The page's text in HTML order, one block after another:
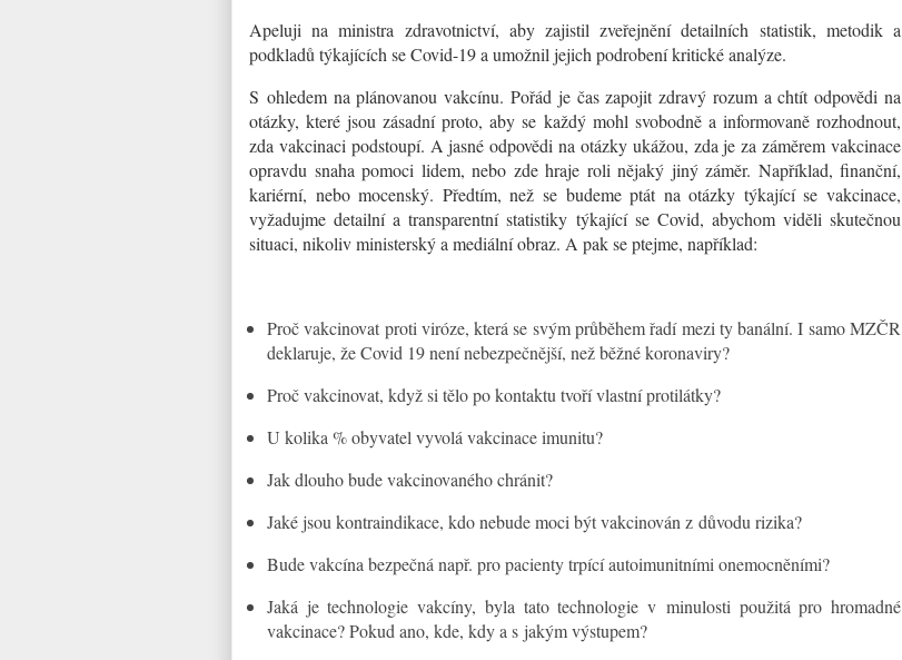
Apeluji na ministra zdravotnictví, aby zajistil zveřejnění detailních statistik, metodik a
podkladů týkajících se Covid-19 a umožnil jejich podrobení kritické analýze.
S ohledem na plánovanou vakcínu. Pořád je čas zapojit zdravý rozum a chtít odpovědi na
otázky, které jsou zásadní proto, aby se každý mohl svobodně a informovaně rozhodnout,
zda vakcinaci podstoupí. A jasné odpovědi na otázky ukážou, zda je za záměrem vakcinace
opravdu snaha pomoci lidem, nebo zde hraje roli nějaký jiný záměr. Například, finanční,
kariérní, nebo mocenský. Předtím, než se budeme ptát na otázky týkající se vakcinace,
vyžadujme detailní a transparentní statistiky týkající se Covid, abychom viděli skutečnou
situaci, nikoliv ministerský a mediální obraz. A pak se ptejme, například:
Proč vakcinovat proti viróze, která se svým průběhem řadí mezi ty banální. I samo MZČR
deklaruje, že Covid 19 není nebezpečnější, než běžné koronaviry?
Proč vakcinovat, když si tělo po kontaktu tvoří vlastní protilátky?
U kolika % obyvatel vyvolá vakcinace imunitu?
Jak dlouho bude vakcinovaného chránit?
Jaké jsou kontraindikace, kdo nebude moci být vakcinován z důvodu rizika?
Bude vakcína bezpečná např. pro pacienty trpící autoimunitními onemocněními?
Jaká je technologie vakcíny, byla tato technologie v minulosti použitá pro hromadné
vakcinace? Pokud ano, kde, kdy a s jakým výstupem?